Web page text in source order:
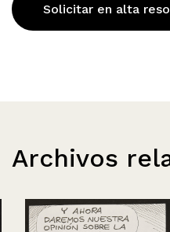
Solicitar en alta
Archivos